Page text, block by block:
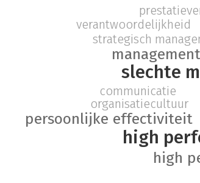
slechte
high
high
persoonlijke effectiviteit
organisatiecultuur
strategisch
communicatie
verantwoordelijkheid